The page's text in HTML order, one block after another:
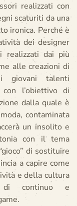
realizzati con
scaturiti da una
ironica. Perché è
dei designer
realizzati dai più
alle creazioni di
giovani talenti
l’obiettivo di
dalla quale è
contaminata
un insolito e
con il tema
di sostituire
a capire come
e della cultura
di continuo e